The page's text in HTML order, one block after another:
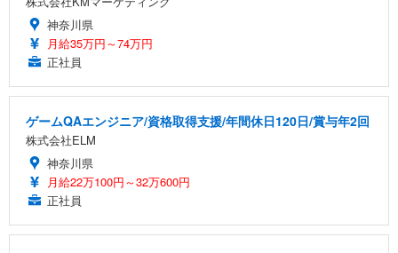
神奈川県
月給35万円～74万円
正社員
ゲームQAエンジニア/資格取得支援/年間休日120日/賞与年2回
株式会社ELM
神奈川県
月給22万100円～32万600円
正社員